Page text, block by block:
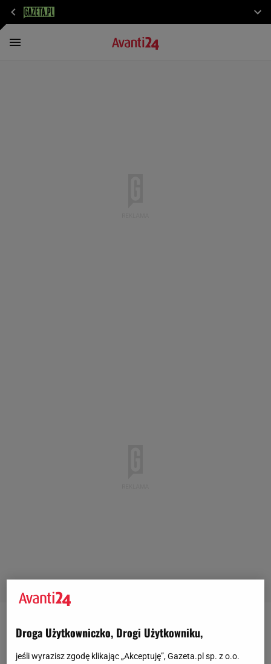
Justyna Laskowska
Droga Użytkowniczko, Drogi Użytkowniku,
jeśli wyrazisz zgodę klikając „Akceptuję”, Gazeta.pl sp. z o.o.